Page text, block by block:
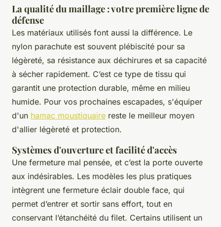
La qualité du maillage : votre première ligne de
défense
Les matériaux utilisés font aussi la différence. Le
nylon parachute est souvent plébiscité pour sa
légèreté, sa résistance aux déchirures et sa capacité
à sécher rapidement. C’est ce type de tissu qui
garantit une protection durable, même en milieu
humide. Pour vos prochaines escapades, s'équiper
d'un hamac moustiquaire reste le meilleur moyen
d'allier légèreté et protection.
Systèmes d'ouverture et facilité d'accès
Une fermeture mal pensée, et c’est la porte ouverte
aux indésirables. Les modèles les plus pratiques
intègrent une fermeture éclair double face, qui
permet d’entrer et sortir sans effort, tout en
conservant l’étanchéité du filet. Certains utilisent un